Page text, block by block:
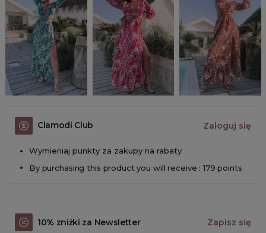
Clamodi Club Zaloguj się
Wymieniaj punkty za zakupy na rabaty
By purchasing this product you will receive : 179 points
10% zniżki za Newsletter Zapisz się